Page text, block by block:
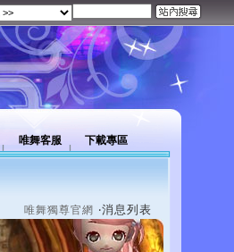
唯舞客服 下載專區
唯舞獨尊官網 ‧消息列表